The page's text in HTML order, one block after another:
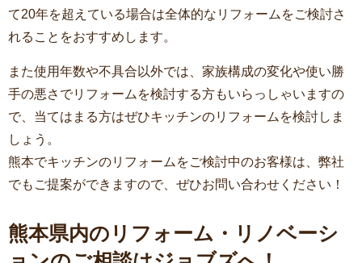
て20年を超えている場合は全体的なリフォームをご検討さ
れることをおすすめします。
また使用年数や不具合以外では、家族構成の変化や使い勝
手の悪さでリフォームを検討する方もいらっしゃいますの
で、当てはまる方はぜひキッチンのリフォームを検討しま
しょう。
熊本でキッチンのリフォームをご検討中のお客様は、弊社
でもご提案ができますので、ぜひお問い合わせください！
熊本県内のリフォーム・リノベーシ